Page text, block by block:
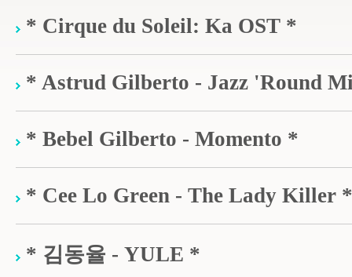
* Cirque du Soleil: Ka OST *
* Astrud Gilberto - Jazz 'Round
* Bebel Gilberto - Momento *
* Cee Lo Green - The Lady Killer *
* 김동율 - YULE *